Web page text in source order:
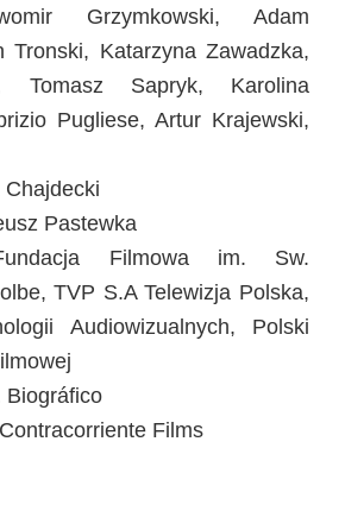
Grzymkowski, Adam
Tronski, Katarzyna Zawadzka,
Tomasz Sapryk, Karolina
Pugliese, Artur Krajewski,
Pastewka
Filmowa im. Sw.
TVP S.A Telewizja Polska,
Audiowizualnych, Polski
Biográfico
Films